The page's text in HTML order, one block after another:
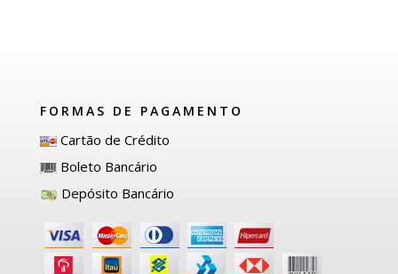
FORMAS DE PAGAMENTO
Cartão de Crédito
Boleto Bancário
Depósito Bancário